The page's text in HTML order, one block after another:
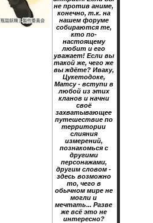
не против аниме,
конечно, т.к. на
нашем форуме
собираются те,
кто по-
настоящему
любит и его
уважает! Если вы
такой же, чего же
вы ждёте? Иваку,
Цукетодоке,
Матсу - вступи в
любой из этих
кланов и начни
своё
захватывающее
путешествие по
территории
слияния
измерений,
познакомься с
другими
персонажами,
другим словом -
здесь возможно
то, чего в
обычном мире не
могли и
мечтать... Разве
же всё это не
интересно?